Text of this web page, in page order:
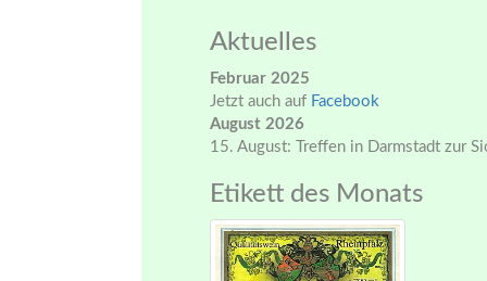
Aktuelles
Februar 2025
Jetzt auch auf Facebook
August 2026
15. August: Treffen in Darmstadt zur
Etikett des Monats